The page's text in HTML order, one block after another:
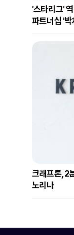
'스타리그'
파트너십 '박
크래프톤, 2
노리나